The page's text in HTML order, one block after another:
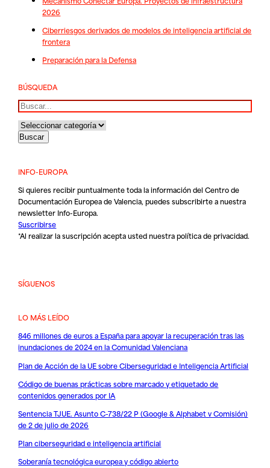
2026
Ciberriesgos derivados de modelos de inteligencia artificial de
frontera
Preparación para la Defensa
BÚSQUEDA
Buscar
INFO-EUROPA
Si quieres recibir puntualmente toda la información del Centro de
Documentación Europea de Valencia, puedes subscribirte a nuestra
newsletter Info-Europa.
Suscribirse
*Al realizar la suscripción acepta usted nuestrapolítica de privacidad.
SÍGUENOS
LO MÁS LEÍDO
846 millones de euros a España para apoyar la recuperación tras las
inundaciones de 2024 en la Comunidad Valenciana
Plan de Acción de la UE sobre Ciberseguridad e Inteligencia Artificial
Código de buenas prácticas sobre marcado y etiquetado de
contenidos generados por IA
Sentencia TJUE. Asunto C-738/22 P (Google & Alphabet v Comisión)
de 2 de julio de 2026
Plan ciberseguridad e inteligencia artificial
Soberanía tecnológica europea y código abierto